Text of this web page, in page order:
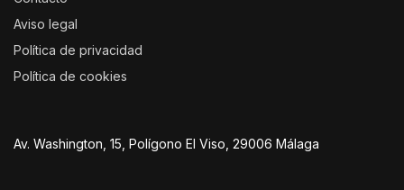
Aviso legal
Política de privacidad
Política de cookies
Av. Washington, 15, Polígono El Viso, 29006 Málaga